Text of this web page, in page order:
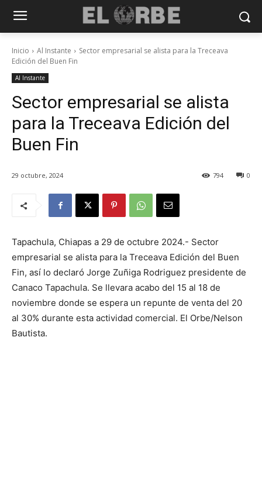
Inicio Al Instante
Sector empresarial se alista para la Treceava
Edición del Buen Fin
Al Instante
Sector empresarial se alista
para la Treceava Edición del
Buen Fin
29 octubre, 2024 0
794
Tapachula, Chiapas a 29 de octubre 2024.- Sector
empresarial se alista para la Treceava Edición del Buen
Fin, así lo declaró Jorge Zuñiga Rodriguez presidente de
Canaco Tapachula. Se llevara acabo del 15 al 18 de
noviembre donde se espera un repunte de venta del 20
al 30% durante esta actividad comercial. El Orbe/Nelson
Bautista.